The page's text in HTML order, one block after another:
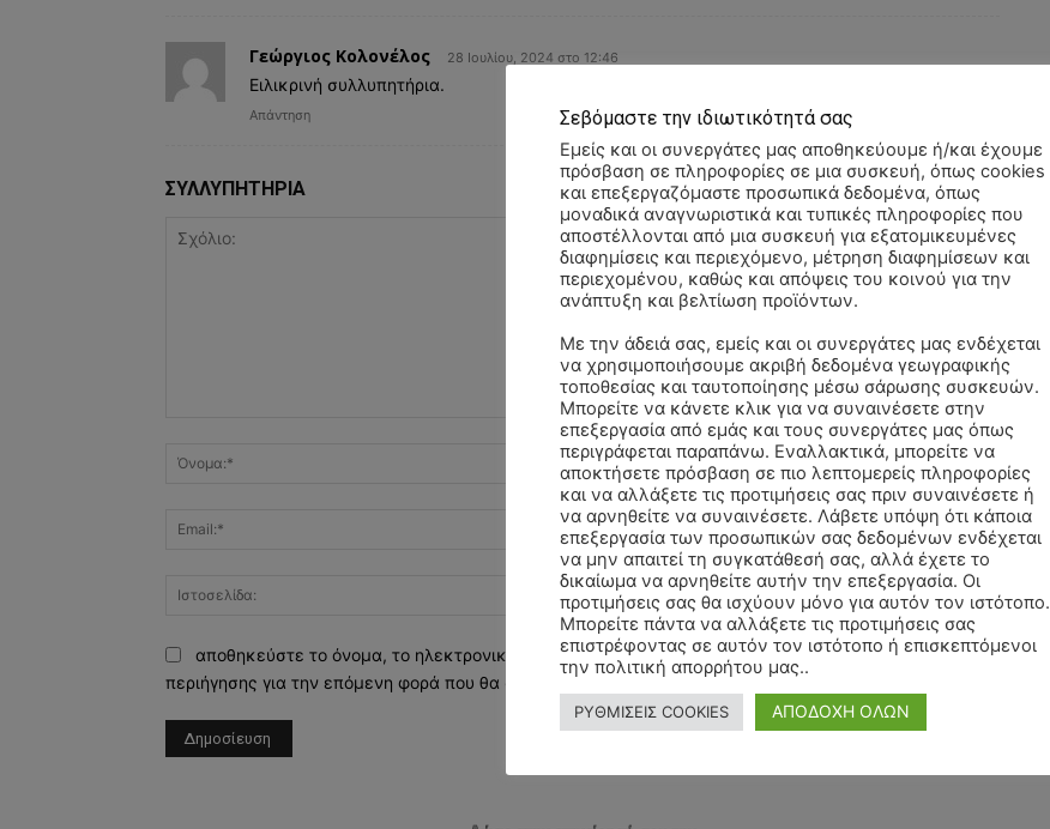
Γεώργιος Κολονέλος 28 Ιουλίου, 2024 στο 12:46
Ειλικρινή συλλυπητήρια.
Απάντηση
ΣΥΛΛΥΠΗΤΗΡΙΑ
Email:*
αποθηκεύστε το όνομα, το ηλεκτρονικό ταχυδρομείο και τον ιστότοπό μου σε αυτό το πρόγραμμα
περιήγησης για την επόμενη φορά που θα σχολιάσω.
Σεβόμαστε την ιδιωτικότητά σας
Εμείς και οι συνεργάτες μας αποθηκεύουμε ή/και έχουμε
πρόσβαση σε πληροφορίες σε μια συσκευή, όπως cookies
και επεξεργαζόμαστε προσωπικά δεδομένα, όπως
μοναδικά αναγνωριστικά και τυπικές πληροφορίες που
αποστέλλονται από μια συσκευή για εξατομικευμένες
διαφημίσεις και περιεχόμενο, μέτρηση διαφημίσεων και
περιεχομένου, καθώς και απόψεις του κοινού για την
ανάπτυξη και βελτίωση προϊόντων.
Με την άδειά σας, εμείς και οι συνεργάτες μας ενδέχεται
να χρησιμοποιήσουμε ακριβή δεδομένα γεωγραφικής
τοποθεσίας και ταυτοποίησης μέσω σάρωσης συσκευών.
Μπορείτε να κάνετε κλικ για να συναινέσετε στην
επεξεργασία από εμάς και τους συνεργάτες μας όπως
περιγράφεται παραπάνω. Εναλλακτικά, μπορείτε να
αποκτήσετε πρόσβαση σε πιο λεπτομερείς πληροφορίες
και να αλλάξετε τις προτιμήσεις σας πριν συναινέσετε ή
να αρνηθείτε να συναινέσετε. Λάβετε υπόψη ότι κάποια
επεξεργασία των προσωπικών σας δεδομένων ενδέχεται
να μην απαιτεί τη συγκατάθεσή σας, αλλά έχετε το
δικαίωμα να αρνηθείτε αυτήν την επεξεργασία. Οι
προτιμήσεις σας θα ισχύουν μόνο για αυτόν τον ιστότοπο.
Μπορείτε πάντα να αλλάξετε τις προτιμήσεις σας
επιστρέφοντας σε αυτόν τον ιστότοπο ή επισκεπτόμενοι
την πολιτική απορρήτου μας..
ΡΥΘΜΙΣΕΙΣ COOKIES ΑΠΟΔΟΧΗ ΟΛΩΝ